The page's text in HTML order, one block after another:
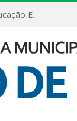
Inteligência Artificial e Tecnologia Assistiva: Inovando a Educação Especial e Inclusiva